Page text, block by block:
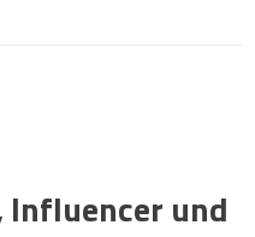
Influencer und